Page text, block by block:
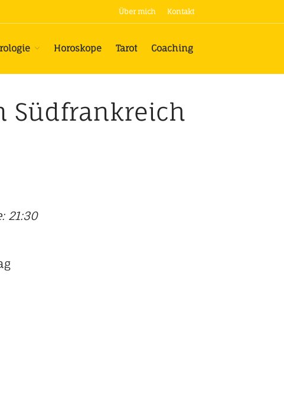
Astrologie
Astrologie
Horoskope
Über mich Kontakt
Horoskope Tarot Coaching
Südfrankreich
21:30